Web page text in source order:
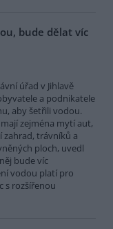
bude dělat víc
úřad v Jihlavě
a podnikatele
aby šetřili vodou.
zejména mytí aut,
zahrad, trávníků a
ploch, uvedl
bude víc
vodou platí pro
s rozšířenou